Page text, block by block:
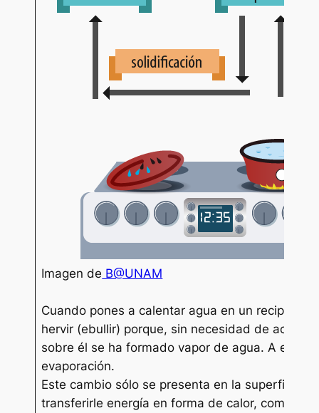
Imagen de B@UNAM
Cuando pones a calentar agua en un
hervir (ebullir) porque, sin necesidad de
sobre él se ha formado vapor de agua. A este
evaporación.
Este cambio sólo se presenta en la superficie
transferirle energía en forma de calor,